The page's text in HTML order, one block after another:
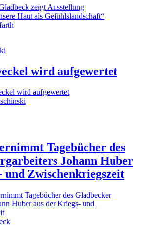
wird aufgewertet
Tagebücher des
Johann Huber
und Zwischenkriegszeit